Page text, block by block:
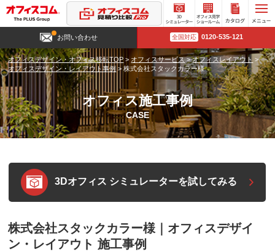
3D
シミュ
レータ
ー
オフィ
ス見学
ショー
ルーム
お問い合わせ 全国対応 0120-535-121
オフィスデザイン・オフィス移転TOP > オフィスサービス>オフィスレイアウト >
オフィスデザイン・レイアウト事例 >株式会社スタックカラー様
オフィス施工事例
CASE
3Dオフィス シミュレーターを試してみる
株式会社スタックカラー様｜オフィスデザイ
ン・レイアウト 施工事例